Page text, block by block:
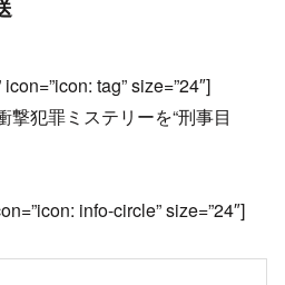
tag” size=”24″]
犯罪ミステリーを“刑事目
info-circle” size=”24″]